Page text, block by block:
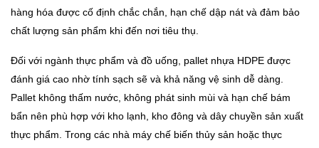
hàng hóa được cố định chắc chắn, hạn chế dập nát và đảm bảo
chất lượng sản phẩm khi đến nơi tiêu thụ.
Đối với ngành thực phẩm và đồ uống, pallet nhựa HDPE được
đánh giá cao nhờ tính sạch sẽ và khả năng vệ sinh dễ dàng.
Pallet không thấm nước, không phát sinh mùi và hạn chế bám
bẩn nên phù hợp với kho lạnh, kho đông và dây chuyền sản xuất
thực phẩm. Trong các nhà máy chế biến thủy sản hoặc thực